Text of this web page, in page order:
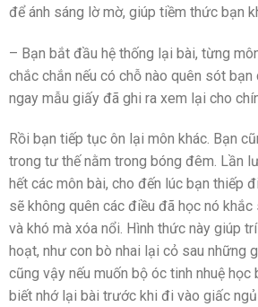
để ánh sáng lờ mờ, giúp tiềm thức bạn
– Bạn bắt đầu hệ thống lại bài, từng
chắc chắn nếu có chỗ nào quên sót
ngay mẫu giấy đã ghi ra xem lại cho
Rồi bạn tiếp tục ôn lại môn khác. Bạn
trong tư thế nằm trong bóng đêm. Lần
hết các môn bài, cho đến lúc bạn thiếp
sẽ không quên các điều đã học nó khắc
và khó mà xóa nổi. Hình thức này giúp
hoạt, như con bò nhai lại cỏ sau những
cũng vậy nếu muốn bộ óc tinh nhuệ học
biết nhớ lại bài trước khi đi vào giấc